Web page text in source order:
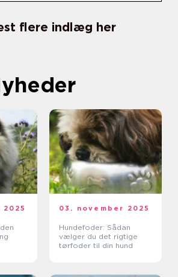
flere indlæg her
03. november 2025
Hundefoder: Sådan
vælger du det rigtige
tørfoder til din hund